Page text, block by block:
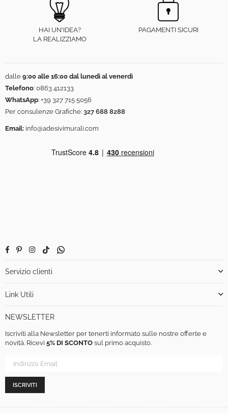
HAI UN'IDEA?
LA REALIZZIAMO
PAGAMENTI SICURI
dalle 9:00 alle 16:00 dal lunedì al venerdì
Telefono: 0863 412133
WhatsApp: +39 327 715 5056
Per consulenze Grafiche: 327 688 8288
Email: info@adesivimurali.com
FacebookPinterestInstagram
TikTokWhatsapp
Servizio clienti
Link Utili
NEWSLETTER
Iscriviti alla Newsletter per tenerti informato sulle nostre offerte e
novità. Ricevi 5% DI SCONTO sul primo acquisto.
ISCRIVITI